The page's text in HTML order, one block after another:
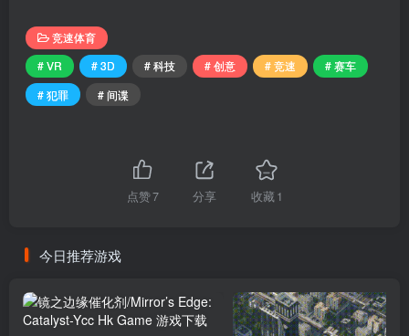
竞速体育
# VR
# 3D # 科技 # 创意 # 竞速
# 赛车
# 犯罪
# 间谍
点赞7 分享 收藏 1
今日推荐游戏